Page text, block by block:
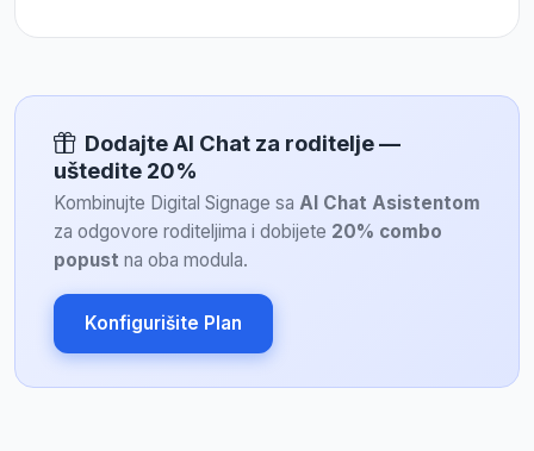
Dodajte AI Chat za roditelje —
uštedite 20%
Kombinujte Digital Signage sa AI Chat Asistentom
za odgovore roditeljima i dobijete 20% combo
popust na oba modula.
Konfigurišite Plan